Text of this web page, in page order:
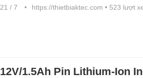
21 / 7 https://thietbiaktec.com • 523 lượt
12V/1.5Ah Pin Lithium-Ion